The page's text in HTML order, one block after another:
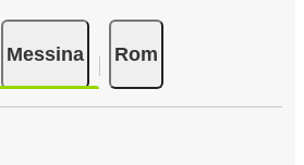
Messina Rom